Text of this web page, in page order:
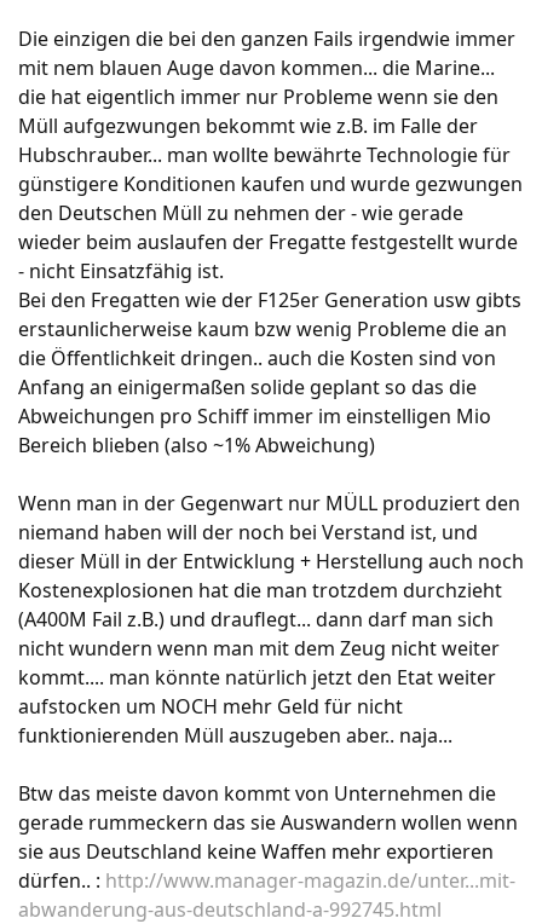
ebenfalls im Gegensatz zu Neuentwicklungen
anderer Staaten, die kleinere Schützenpanzer
entwickeln und einsetzen.
Der Puma ist mit seinen Kosten von 8,85
Millionen Euro pro Exemplar der bisher teuerste
Schützenpanzer der Welt. Die hohen Stückkosten
liegen zum Teil auch an der geringen
beauftragten Stückzahl. Es ist wahrscheinlich,
dass aufgrund des hohen Preises der Puma im
internationalen Markt auf wenig Interesse stoßen
wird; zu berücksichtigen ist dabei allerdings, dass
die Entwicklungskosten auf den Stückpreis
(erwartet 350 Stück) umgelegt werden, was bei
weiteren Einheiten nicht mehr der Fall wäre.
Traditionelle Kunden von Krauss-Maffei
Wegmann und Rheinmetall-Landsysteme wie die
Puma und für den CV9035 entschieden.
Die einzigen die bei den ganzen Fails irgendwie immer
mit nem blauen Auge davon kommen... die Marine...
die hat eigentlich immer nur Probleme wenn sie den
Müll aufgezwungen bekommt wie z.B. im Falle der
Hubschrauber... man wollte bewährte Technologie für
günstigere Konditionen kaufen und wurde gezwungen
den Deutschen Müll zu nehmen der - wie gerade
wieder beim auslaufen der Fregatte festgestellt wurde
- nicht Einsatzfähig ist.
Bei den Fregatten wie der F125er Generation usw gibts
erstaunlicherweise kaum bzw wenig Probleme die an
die Öffentlichkeit dringen.. auch die Kosten sind von
Anfang an einigermaßen solide geplant so das die
Abweichungen pro Schiff immer im einstelligen Mio
Bereich blieben (also ~1% Abweichung)
Wenn man in der Gegenwart nur MÜLL produziert den
niemand haben will der noch bei Verstand ist, und
dieser Müll in der Entwicklung + Herstellung auch noch
Kostenexplosionen hat die man trotzdem durchzieht
(A400M Fail z.B.) und drauflegt... dann darf man sich
nicht wundern wenn man mit dem Zeug nicht weiter
kommt.... man könnte natürlich jetzt den Etat weiter
aufstocken um NOCH mehr Geld für nicht
funktionierenden Müll auszugeben aber.. naja...
Btw das meiste davon kommt von Unternehmen die
gerade rummeckern das sie Auswandern wollen wenn
sie aus Deutschland keine Waffen mehr exportieren
dürfen.. : http://www.manager-magazin.de/unter...mit-
abwanderung-aus-deutschland-a-992745.html